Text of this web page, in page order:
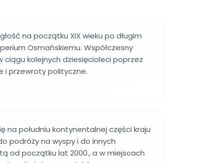
na początku XIX wieku po długim
Osmańskiemu. Współczesny
ciągu kolejnych dziesięcioleci poprzez
i przewroty polityczne.
na południu kontynentalnej części kraju
podróży na wyspy i do innych
od początku lat 2000., a w miejscach